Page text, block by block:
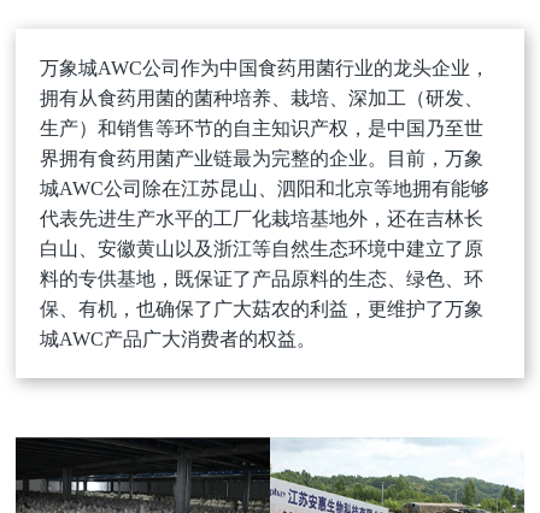
万象城AWC公司作为中国食药用菌行业的龙头企业，
拥有从食药用菌的菌种培养、栽培、深加工（研发、
生产）和销售等环节的自主知识产权，是中国乃至世
界拥有食药用菌产业链最为完整的企业。目前，万象
城AWC公司除在江苏昆山、泗阳和北京等地拥有能够
代表先进生产水平的工厂化栽培基地外，还在吉林长
白山、安徽黄山以及浙江等自然生态环境中建立了原
料的专供基地，既保证了产品原料的生态、绿色、环
保、有机，也确保了广大菇农的利益，更维护了万象
城AWC产品广大消费者的权益。